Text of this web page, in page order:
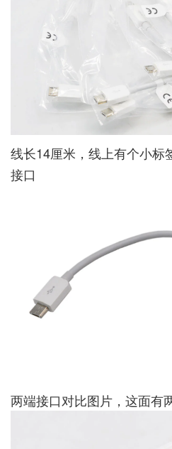
线长14厘米，线上有个小标
接口
两端接口对比图片，这面有